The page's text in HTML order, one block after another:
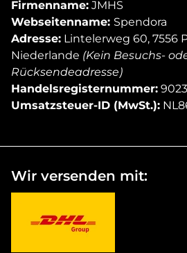
Firmenname: JMHS
Webseitenname: Spendora
Adresse: Lintelerweg 60, 7556
Niederlande (Kein Besuchs-
Rücksendeadresse)
Handelsregisternummer:
Umsatzsteuer-ID (MwSt.):
Wir versenden mit: